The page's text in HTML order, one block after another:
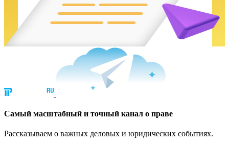
Cамый масштабный и точный канал о праве
Рассказываем о важных деловых и юридических событиях.